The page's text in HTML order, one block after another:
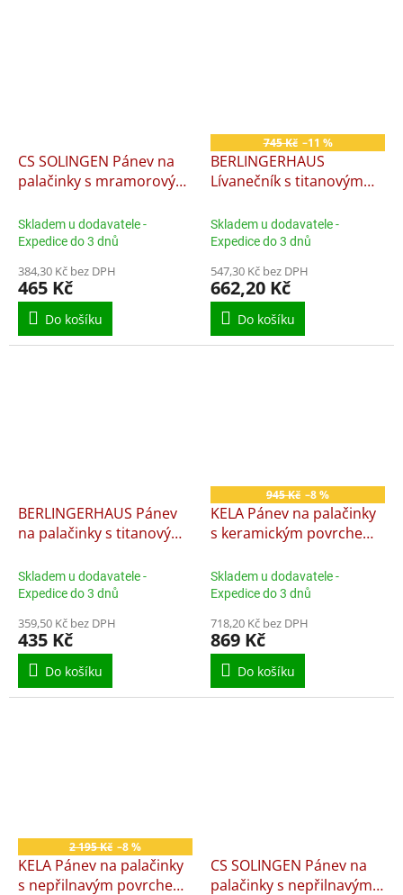
CS SOLINGEN Pánev na
palačinky s mramorovým
Skladem u dodavatele -
Expedice do 3 dnů
384,30 Kč bez DPH
465 Kč
Do košíku
745 Kč –11 %
BERLINGERHAUS
Lívanečník s titanovým
Matte Black Collection
BH-7791
Skladem u dodavatele -
Expedice do 3 dnů
547,30 Kč bez DPH
662,20 Kč
Do košíku
BERLINGERHAUS Pánev
na palačinky s titanovým
Leonardo Collection BH-
8025
Skladem u dodavatele -
Expedice do 3 dnů
359,50 Kč bez DPH
435 Kč
Do košíku
945 Kč –8 %
KELA Pánev na palačinky
s keramickým povrchem
Skladem u dodavatele -
Expedice do 3 dnů
718,20 Kč bez DPH
869 Kč
Do košíku
2 195 Kč –8 %
KELA Pánev na palačinky
s nepřilnavým povrchem
CS SOLINGEN Pánev na
palačinky s nepřilnavým